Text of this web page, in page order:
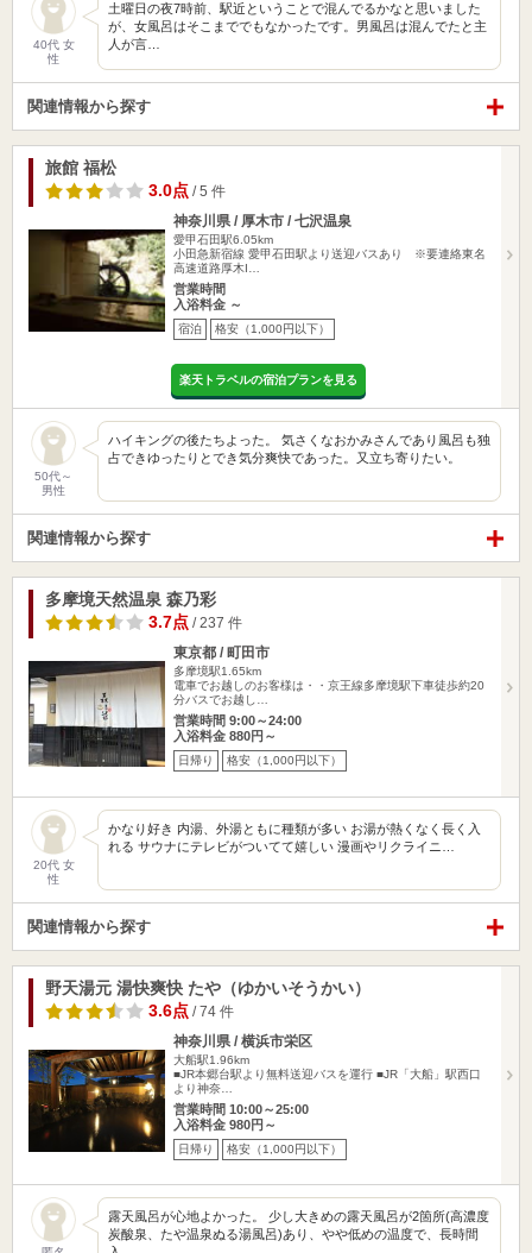
40代 女
性
土曜日の夜7時前、駅近ということで混んでるかなと思いました
が、女風呂はそこまででもなかったです。男風呂は混んでたと主
人が言…
関連情報から探す
旅館 福松
3.0点 / 5 件
神奈川県 / 厚木市 / 七沢温泉
愛甲石田駅6.05km
小田急新宿線 愛甲石田駅より送迎バスあり ※要連絡東名
高速道路厚木I…
営業時間
入浴料金 ～
宿泊 格安（1,000円以下）
楽天トラベルの宿泊プランを見る
50代～
男性
ハイキングの後たちよった。 気さくなおかみさんであり風呂も独
占できゆったりとでき気分爽快であった。又立ち寄りたい。
関連情報から探す
多摩境天然温泉 森乃彩
3.7点 / 237 件
東京都 / 町田市
多摩境駅1.65km
電車でお越しのお客様は・・京王線多摩境駅下車徒歩約20
分バスでお越し…
営業時間 9:00～24:00
入浴料金 880円～
日帰り 格安（1,000円以下）
20代 女
性
かなり好き 内湯、外湯ともに種類が多い お湯が熱くなく長く入
れる サウナにテレビがついてて嬉しい 漫画やリクライニ…
関連情報から探す
野天湯元 湯快爽快 たや（ゆかいそうかい）
3.6点 / 74 件
神奈川県 / 横浜市栄区
大船駅1.96km
■JR本郷台駅より無料送迎バスを運行 ■JR「大船」駅西口
より神奈…
営業時間 10:00～25:00
入浴料金 980円～
日帰り 格安（1,000円以下）
露天風呂が心地よかった。 少し大きめの露天風呂が2箇所(高濃度
炭酸泉、たや温泉ぬる湯風呂)あり、やや低めの温度で、長時間